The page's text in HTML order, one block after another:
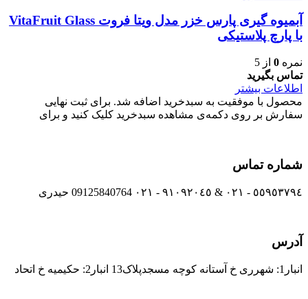
آبمیوه گیری پارس خزر مدل ویتا فروت VitaFruit Glass
با پارچ پلاستیکی
نمره 0 از 5
تماس بگیرید
اطلاعات بیشتر
محصول با موفقیت به سبدخرید اضافه شد. برای ثبت نهایی
سفارش بر روی دکمه‌ی مشاهده سبدخرید کلیک کنید و برای
شماره تماس
٥٥٩٥٣٧٩٤ - ٠٢١ & ٩١٠٩٢٠٤٥ - ٠٢١ 09125840764 حیدری
آدرس
انبار1: شهرری خ آستانه کوچه مسجدپلاک13 انبار2: حکیمیه خ اتحاد